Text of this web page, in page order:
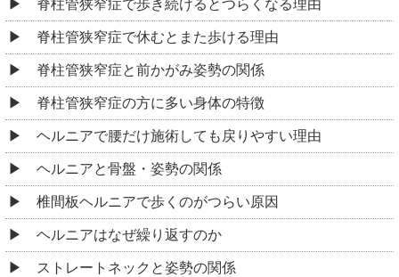
脊柱管狭窄症で歩き続けるとつらくなる理由
脊柱管狭窄症で休むとまた歩ける理由
脊柱管狭窄症と前かがみ姿勢の関係
脊柱管狭窄症の方に多い身体の特徴
ヘルニアで腰だけ施術しても戻りやすい理由
ヘルニアと骨盤・姿勢の関係
椎間板ヘルニアで歩くのがつらい原因
ヘルニアはなぜ繰り返すのか
ストレートネックと姿勢の関係